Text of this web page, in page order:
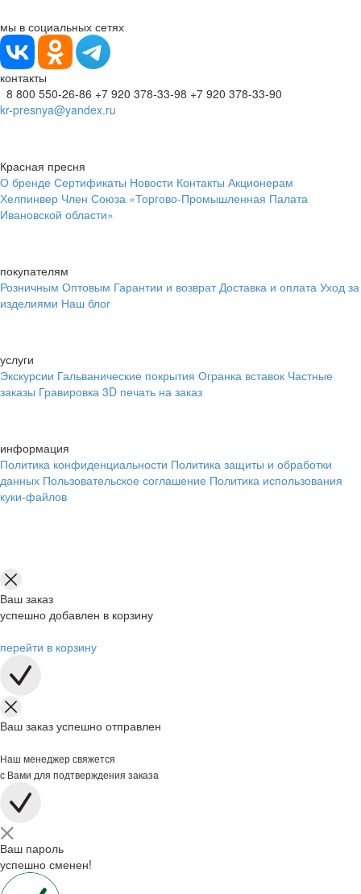
мы в социальных сетях
контакты
8 800 550-26-86 +7 920 378-33-98 +7 920 378-33-90
kr-presnya@yandex.ru
Красная пресня
О бренде Сертификаты Новости Контакты Акционерам
Хелпинвер Член Союза «Торгово-Промышленная Палата
Ивановской области»
покупателям
Розничным Оптовым Гарантии и возврат Доставка и оплата Уход за
изделиями Наш блог
услуги
Экскурсии Гальванические покрытия Огранка вставок Частные
заказы Гравировка 3D печать на заказ
информация
Политика конфиденциальности Политика защиты и обработки
данных Пользовательское соглашение Политика использования
куки-файлов
Ваш заказ
успешно добавлен в корзину
перейти в корзину
Ваш заказ успешно отправлен
Наш менеджер свяжется
с Вами для подтверждения заказа
Ваш пароль
успешно сменен!